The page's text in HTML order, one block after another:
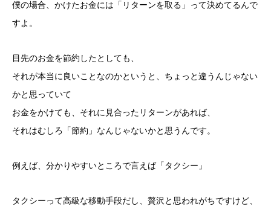
僕の場合、かけたお金には「リターンを取る」って決めてるんで
すよ。
目先のお金を節約したとしても、
それが本当に良いことなのかというと、ちょっと違うんじゃない
かと思っていて
お金をかけても、それに見合ったリターンがあれば、
それはむしろ「節約」なんじゃないかと思うんです。
例えば、分かりやすいところで言えば「タクシー」
タクシーって高級な移動手段だし、贅沢と思われがちですけど、